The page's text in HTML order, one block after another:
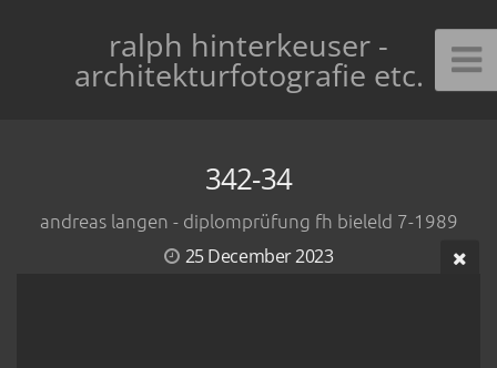
ralph hinterkeuser -
architekturfotografie etc.
342-34
andreas langen - diplomprüfung fh bieleld 7-1989
25 December 2023